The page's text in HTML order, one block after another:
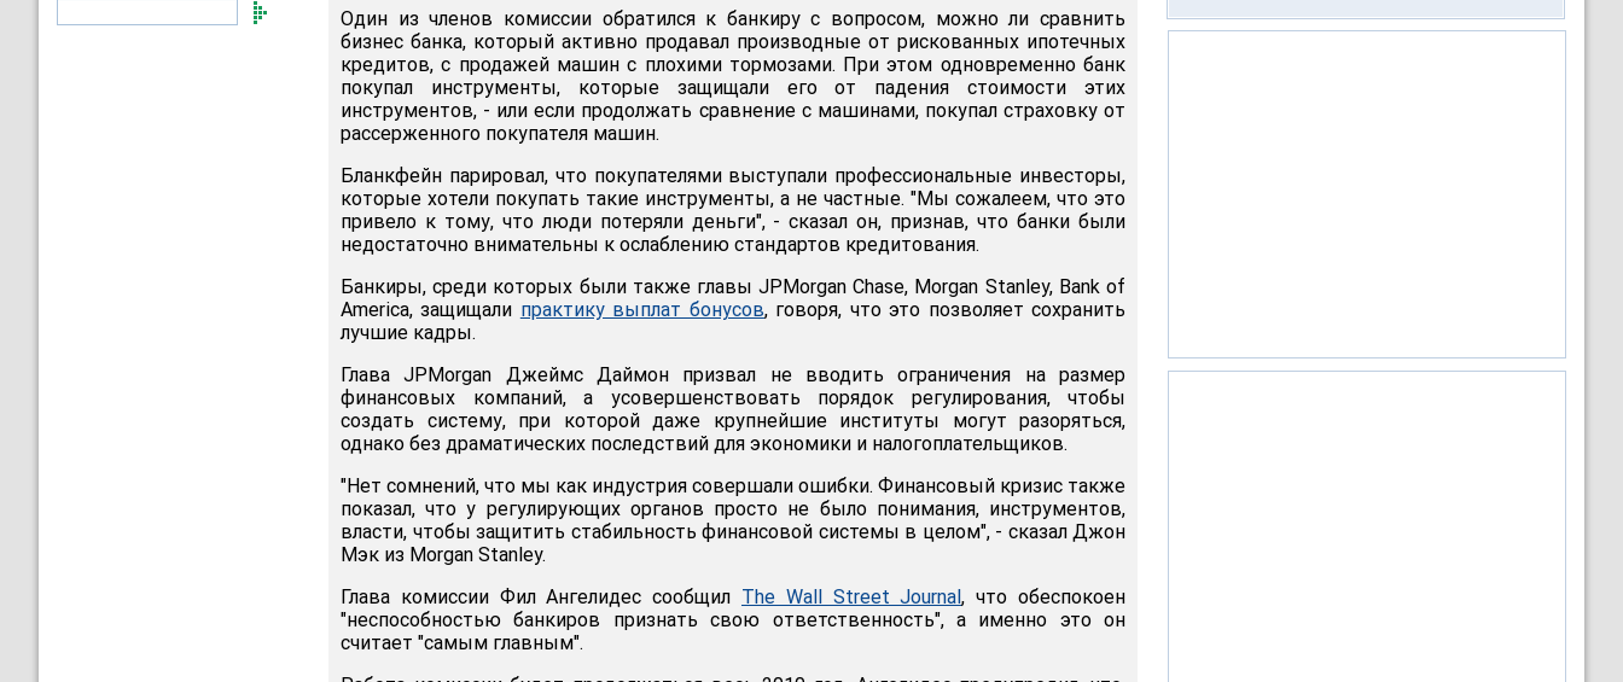
Один из членов комиссии обратился к банкиру с вопросом, можно ли сравнить
бизнес банка, который активно продавал производные от рискованных ипотечных
кредитов, с продажей машин с плохими тормозами. При этом одновременно банк
покупал инструменты, которые защищали его от падения стоимости этих
инструментов, - или если продолжать сравнение с машинами, покупал страховку от
рассерженного покупателя машин.
Бланкфейн парировал, что покупателями выступали профессиональные инвесторы,
которые хотели покупать такие инструменты, а не частные. "Мы сожалеем, что это
привело к тому, что люди потеряли деньги", - сказал он, признав, что банки были
недостаточно внимательны к ослаблению стандартов кредитования.
Банкиры, среди которых были также главы JPMorgan Chase, Morgan Stanley, Bank of
America, защищали практику выплат бонусов, говоря, что это позволяет сохранить
лучшие кадры.
Глава JPMorgan Джеймс Даймон призвал не вводить ограничения на размер
финансовых компаний, а усовершенствовать порядок регулирования, чтобы
создать систему, при которой даже крупнейшие институты могут разоряться,
однако без драматических последствий для экономики и налогоплательщиков.
"Нет сомнений, что мы как индустрия совершали ошибки. Финансовый кризис также
показал, что у регулирующих органов просто не было понимания, инструментов,
власти, чтобы защитить стабильность финансовой системы в целом", - сказал Джон
Мэк из Morgan Stanley.
Глава комиссии Фил Ангелидес сообщил The Wall Street Journal, что обеспокоен
"неспособностью банкиров признать свою ответственность", а именно это он
считает "самым главным".